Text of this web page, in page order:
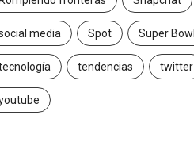
media Spot Super Bowl
tendencias twitter